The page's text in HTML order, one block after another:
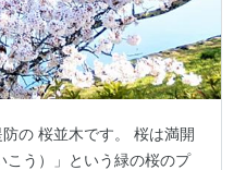
の 桜並木です。 桜は満開
こう）」という緑の桜のプ